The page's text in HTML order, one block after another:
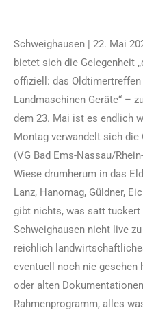
Schweighausen | 22. Mai
bietet sich die Gelegenheit
offiziell: das
Landmaschinen Geräte“ –
dem 23. Mai ist es endlich
Montag verwandelt sich
(VG Bad Ems-Nassau/
Wiese drumherum in das
Lanz, Hanomag, Güldner,
gibt nichts, was satt tuckert
Schweighausen nicht live
reichlich
eventuell noch nie
oder alten
Rahmenprogramm, alles